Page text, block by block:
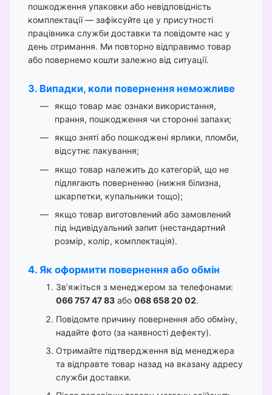
пошкодження упаковки або невідповідність
комплектації — зафіксуйте це у присутності
працівника служби доставки та повідомте нас у
день отримання. Ми повторно відправимо товар
або повернемо кошти залежно від ситуації.
3. Випадки, коли повернення неможливе
якщо товар має ознаки використання,
прання, пошкодження чи сторонні запахи;
якщо зняті або пошкоджені ярлики, пломби,
відсутнє пакування;
якщо товар належить до категорій, що не
підлягають поверненню (нижня білизна,
шкарпетки, купальники тощо);
якщо товар виготовлений або замовлений
під індивідуальний запит (нестандартний
розмір, колір, комплектація).
4. Як оформити повернення або обмін
Зв’яжіться з менеджером за телефонами:
066 757 47 83 або 068 658 20 02.
Повідомте причину повернення або обміну,
надайте фото (за наявності дефекту).
Отримайте підтвердження від менеджера
та відправте товар назад на вказану адресу
служби доставки.